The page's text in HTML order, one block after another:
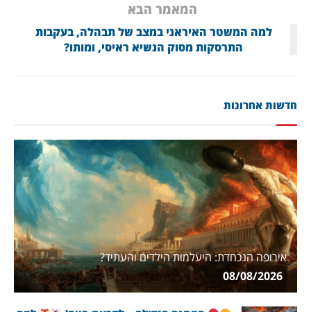
המאמר הבא
למה המשטר האיראני במצב של תבהלה, בעקבות
התרסקות מסוק הנשיא ראיסי, ומותו?
חדשות אחרונות
אירופה הנכחדת: היעלמות הילדים והעתיד?